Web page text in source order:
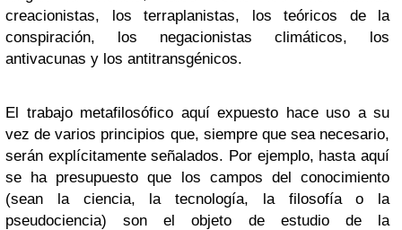
creacionistas, los terraplanistas, los teóricos de la
conspiración, los negacionistas climáticos, los
antivacunas y los antitransgénicos.
El trabajo metafilosófico aquí expuesto hace uso a su
vez de varios principios que, siempre que sea necesario,
serán explícitamente señalados. Por ejemplo, hasta aquí
se ha presupuesto que los campos del conocimiento
(sean la ciencia, la tecnología, la filosofía o la
pseudociencia) son el objeto de estudio de la